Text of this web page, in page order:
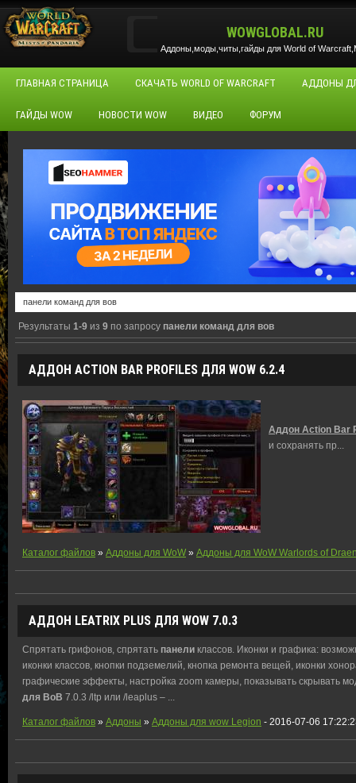
WOWGLOBAL.RU
Аддоны,моды,читы,гайды для World of
ГЛАВНАЯ СТРАНИЦА СКАЧАТЬ WORLD OF WARCRAFT АДДОНЫ
ГАЙДЫ WOW НОВОСТИ WOW ВИДЕО ФОРУМ
Результаты 1-9 из 9 по запросу панели команд для вов
АДДОН ACTION BAR PROFILES ДЛЯ WOW 6.2.4
Аддон Action Bar
и сохранять пр
Каталог файлов » Аддоны для WoW » Аддоны для WoW Warlords of
АДДОН LEATRIX PLUS ДЛЯ WOW 7.0.3
Спрятать грифонов, спрятать панели классов. Иконки и графика:
иконки классов, кнопки подземелий, кнопка ремонта вещей, иконки
графические эффекты, настройка zoom камеры, показывать скрывать
для ВоВ 7.0.3 /ltp или /leaplus – ...
Каталог файлов » Аддоны » Аддоны для wow Legion - 2016-07-06